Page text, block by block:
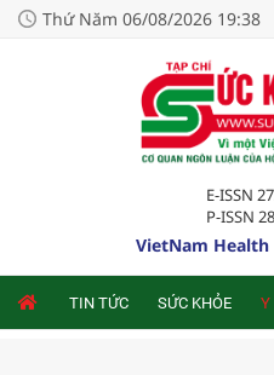
Thứ Năm 06/08/2026 19:38
E-ISSN
P-ISSN
VietNam Health
TIN TỨC SỨC KHỎE Y